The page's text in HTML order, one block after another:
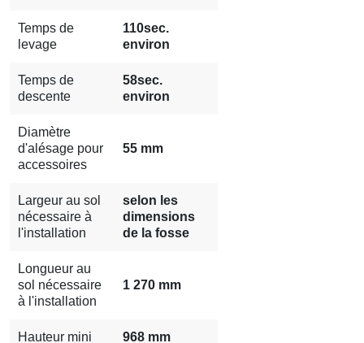
Temps de
levage
110sec.
environ
Temps de
descente
58sec.
environ
Diamètre
d'alésage pour
accessoires
55 mm
Largeur au sol
nécessaire à
l'installation
selon les
dimensions
de la fosse
Longueur au
sol nécessaire
à l'installation
1 270 mm
Hauteur mini 968 mm